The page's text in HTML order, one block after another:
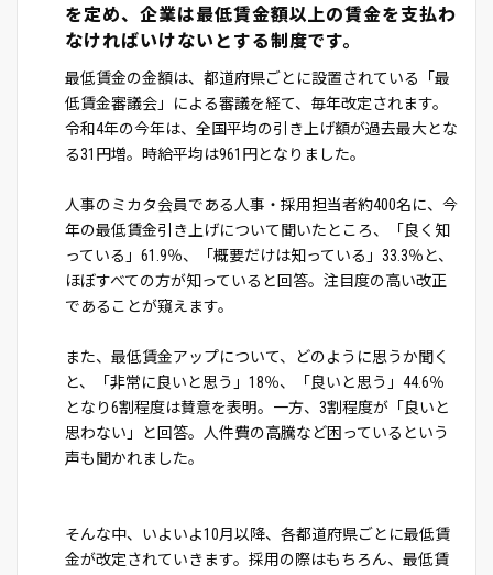
を定め、企業は最低賃金額以上の賃金を支払わ
なければいけないとする制度です。
最低賃金の金額は、都道府県ごとに設置されている「最
低賃金審議会」による審議を経て、毎年改定されます。
令和4年の今年は、全国平均の引き上げ額が過去最大とな
る31円増。時給平均は961円となりました。
人事のミカタ会員である人事・採用担当者約400名に、今
年の最低賃金引き上げについて聞いたところ、「良く知
っている」61.9％、「概要だけは知っている」33.3％と、
ほぼすべての方が知っていると回答。注目度の高い改正
であることが窺えます。
また、最低賃金アップについて、どのように思うか聞く
と、「非常に良いと思う」18％、「良いと思う」44.6％
となり6割程度は賛意を表明。一方、3割程度が「良いと
思わない」と回答。人件費の高騰など困っているという
声も聞かれました。
そんな中、いよいよ10月以降、各都道府県ごとに最低賃
金が改定されていきます。採用の際はもちろん、最低賃